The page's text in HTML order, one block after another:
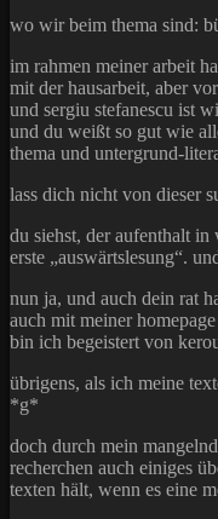
wo wir beim thema sind:
im rahmen meiner arbeit
mit der hausarbeit, aber
und sergiu stefanescu ist
und du weißt so gut wie
thema und untergrund-
lass dich nicht von dieser
du siehst, der aufenthalt in
erste „auswärtslesung“.
nun ja, und auch dein rat
auch mit meiner
bin ich begeistert von
übrigens, als ich meine
*g*
doch durch mein
recherchen auch einiges
texten hält, wenn es eine